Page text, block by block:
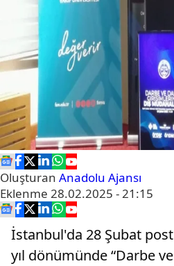
Oluşturan Anadolu Ajansı
Eklenme 28.02.2025 - 21:15
İstanbul'da 28 Şubat
yıl dönümünde “Darbe